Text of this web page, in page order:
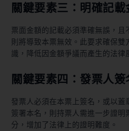
關鍵要素三：明確記載
票面金額的記載必須準確無誤，且
則將導致本票無效。此要求確保雙
識，降低因金額爭議而產生的法律
關鍵要素四：發票人
發票人必須在本票上簽名，或以蓋
簽署本名，則持票人需進一步證明
分，增加了法律上的證明難度。